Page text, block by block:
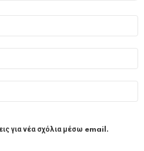
για νέα σχόλια μέσω email.